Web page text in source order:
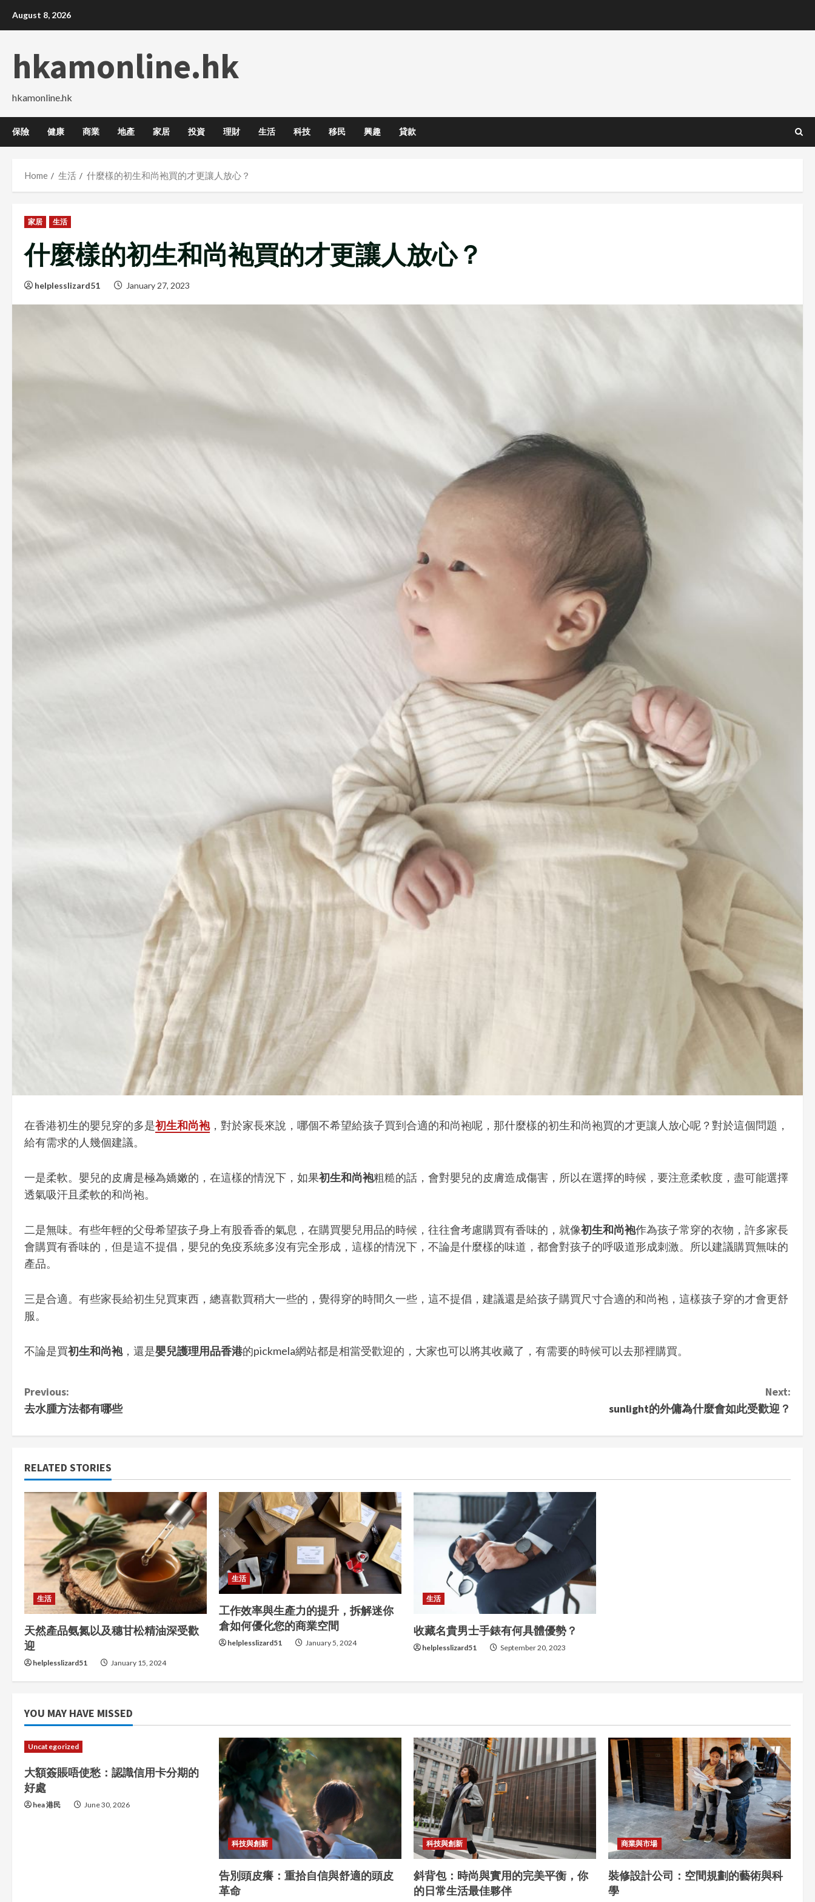
August 8, 2026
hkamonline.hk
hkamonline.hk
保險 健康 商業 地產 家居 投資 理財 生活 科技 移民 興趣 貸款
Home 生活 什麼樣的初生和尚袍買的才更讓人放心？
家居 生活
什麼樣的初生和尚袍買的才更讓人放心？
helplesslizard51 January 27, 2023
在香港初生的嬰兒穿的多是初生和尚袍，對於家長來說，哪個不希望給孩子買到合適的和尚袍呢，那什麼樣的初生和尚袍買的才更讓人放心呢？對於這個問題，
給有需求的人幾個建議。
一是柔軟。嬰兒的皮膚是極為嬌嫩的，在這樣的情況下，如果初生和尚袍粗糙的話，會對嬰兒的皮膚造成傷害，所以在選擇的時候，要注意柔軟度，盡可能選擇
透氣吸汗且柔軟的和尚袍。
二是無味。有些年輕的父母希望孩子身上有股香香的氣息，在購買嬰兒用品的時候，往往會考慮購買有香味的，就像初生和尚袍作為孩子常穿的衣物，許多家長
會購買有香味的，但是這不提倡，嬰兒的免疫系統多沒有完全形成，這樣的情況下，不論是什麼樣的味道，都會對孩子的呼吸道形成刺激。所以建議購買無味的
產品。
三是合適。有些家長給初生兒買東西，總喜歡買稍大一些的，覺得穿的時間久一些，這不提倡，建議還是給孩子購買尺寸合適的和尚袍，這樣孩子穿的才會更舒
服。
不論是買初生和尚袍，還是嬰兒護理用品香港的pickmela網站都是相當受歡迎的，大家也可以將其收藏了，有需要的時候可以去那裡購買。
C
o
t
i
n
e
R
e
a
d
n
g
Previous:
去水腫方法都有哪些
Next:
sunlight的外傭為什麼會如此受歡迎？
RELATED STORIES
生活
天然產品氨氮以及穗甘松精油深受歡
迎
helplesslizard51 January 15, 2024
生活
工作效率與生產力的提升，拆解迷你
倉如何優化您的商業空間
helplesslizard51 January 5, 2024
生活
收藏名貴男士手錶有何具體優勢？
helplesslizard51 September 20, 2023
YOU MAY HAVE MISSED
Uncategorized
大額簽賬唔使愁：認識信用卡分期的
好處
hea 港民 June 30, 2026
科技與創新
告別頭皮癢：重拾自信與舒適的頭皮
革命
科技與創新
斜背包：時尚與實用的完美平衡，你
的日常生活最佳夥伴
商業與市場
裝修設計公司：空間規劃的藝術與科
學